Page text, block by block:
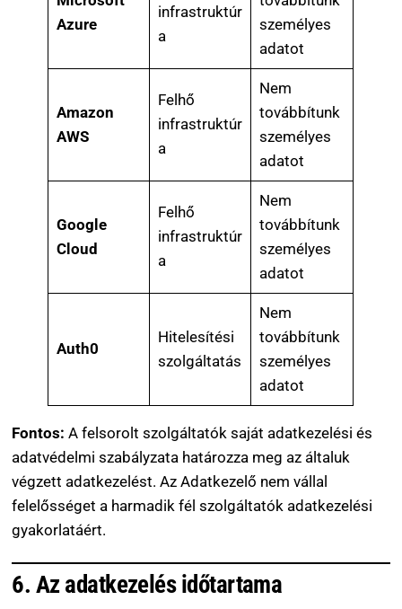
Azure
infrastruktúr
a
személyes
adatot
Amazon
AWS
Felhő
infrastruktúr
a
Nem
továbbítunk
személyes
adatot
Google
Cloud
Felhő
infrastruktúr
a
Nem
továbbítunk
személyes
adatot
Auth0
Hitelesítési
szolgáltatás
Nem
továbbítunk
személyes
adatot
Fontos: A felsorolt szolgáltatók saját adatkezelési és
adatvédelmi szabályzata határozza meg az általuk
végzett adatkezelést. Az Adatkezelő nem vállal
felelősséget a harmadik fél szolgáltatók adatkezelési
gyakorlatáért.
6. Az adatkezelés időtartama